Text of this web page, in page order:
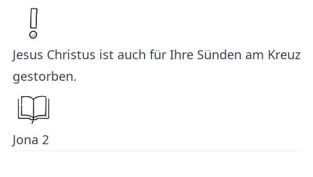
Jesus Christus ist auch für Ihre Sünden am Kreuz
gestorben.
Jona 2